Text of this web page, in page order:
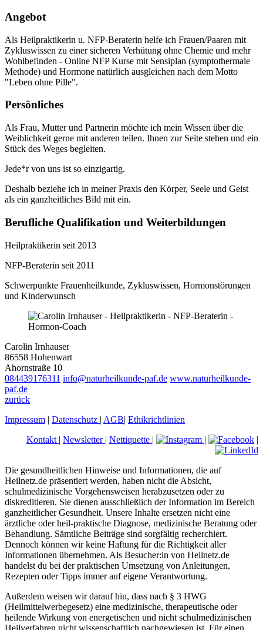
Angebot
Als Heilpraktikerin u. NFP-Beraterin helfe ich Frauen/Paaren mit
Zykluswissen zu einer sicheren Verhütung ohne Chemie und mehr
Wohlbefinden - Online NFP Kurse mit Sensiplan (symptothermale
Methode) und Hormone natürlich ausgleichen nach dem Motto
"Leben ohne Pille".
Persönliches
Als Frau, Mutter und Partnerin möchte ich mein Wissen über die
Weiblichkeit gerne mit anderen teilen. Ihnen zur Seite stehen und ein
Stück des Weges begleiten.
Jede*r von uns ist so einzigartig.
Deshalb beziehe ich in meiner Praxis den Körper, Seele und Geist
als ein ganzheitliches Bild mit ein.
Berufliche Qualifikation und Weiterbildungen
Heilpraktikerin seit 2013
NFP-Beraterin seit 2011
Schwerpunkte Frauenheilkunde, Zykluswissen, Hormonstörungen
und Kinderwunsch
Carolin Irnhauser
86558 Hohenwart
Ahornstraße 10
084439176311 info@naturheilkunde-paf.de www.naturheilkunde-
paf.de
zurück
Impressum | Datenschutz | AGB| Ethikrichtlinien
Kontakt | Newsletter | Nettiquette | | |
Die gesundheitlichen Hinweise und Informationen, die auf
Heilnetz.de präsentiert werden, haben nicht die Absicht,
schulmedizinische Vorgehensweisen herabzusetzen oder zu
diskreditieren. Sie dienen ausschließlich der Information im Bereich
ganzheitlicher Gesundheit. Unsere Inhalte ersetzen nicht eine
ärztliche oder heil-praktische Diagnose, medizinische Beratung oder
Behandlung. Sämtliche Beiträge sind sorgfältig recherchiert.
Dennoch können wir keine Haftung für die Richtigkeit aller
Informationen übernehmen. Als Besucher:in von Heilnetz.de
handelst du bei der praktischen Umsetzung von Anleitungen,
Rezepten oder Tipps immer auf eigene Verantwortung.
Außerdem weisen wir darauf hin, dass nach § 3 HWG
(Heilmittelwerbegesetz) eine medizinische, therapeutische oder
heilende Wirkung von energetischen und nicht schulmedizinischen
Heilverfahren nicht wissenschaftlich nachgewiesen ist. Für einen